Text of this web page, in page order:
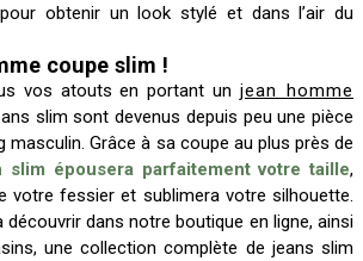
obtenir un look stylé et dans l’air du
coupe slim !
vos atouts en portant unjean homme
slim sont devenus depuis peu une pièce
masculin. Grâce à sa coupe au plus près de
slim épousera parfaitement votre taille,
votre fessier et sublimera votre silhouette.
dans notre boutique en ligne, ainsi
une collection complète de jeans slim